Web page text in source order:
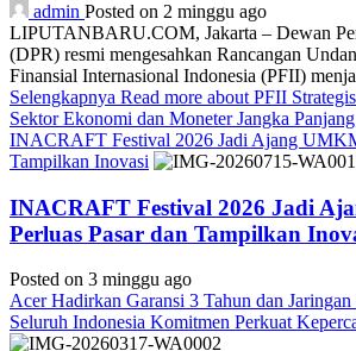
admin Posted on 2 minggu ago
LIPUTANBARU.COM, Jakarta – Dewan
(DPR) resmi mengesahkan Rancangan
Finansial Internasional Indonesia (PFII)
Selengkapnya Read more about PFII
Sektor Ekonomi dan Moneter Jangka
INACRAFT Festival 2026 Jadi Ajang
Tampilkan Inovasi
INACRAFT Festival 2026 Jadi
Perluas Pasar dan Tampilkan
Posted on 3 minggu ago
Acer Hadirkan Garansi 3 Tahun dan
Seluruh Indonesia Komitmen Perkuat